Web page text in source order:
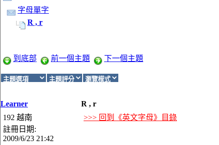
字母單字
R , r
到底部 前一個主題 下一個主題
Learner
R , r
192 越南
註冊日期:
2009/6/23 21:42
>>> 回到《英文字母》目錄